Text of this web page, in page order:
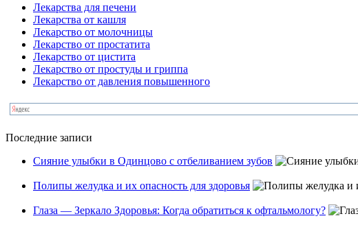
Лекарства для печени
Лекарства от кашля
Лекарство от молочницы
Лекарство от простатита
Лекарство от цистита
Лекарство от простуды и гриппа
Лекарство от давления повышенного
Последние записи
Сияние улыбки в Одинцово с отбеливанием зубов
Полипы желудка и их опасность для здоровья
Глаза — Зеркало Здоровья: Когда обратиться к офтальмологу?